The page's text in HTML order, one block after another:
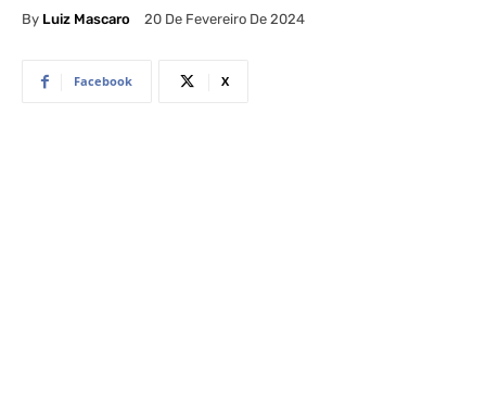
By Luiz Mascaro 20 De Fevereiro De 2024
Facebook X